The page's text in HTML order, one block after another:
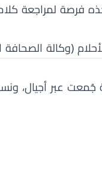
لمراجعة
الصحافة العربية، 2017)،
عبر أجيال،